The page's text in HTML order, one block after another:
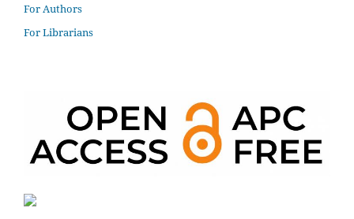
For Authors
For Librarians